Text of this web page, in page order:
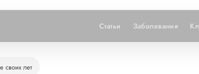
Статьи Заболевания
своих лет